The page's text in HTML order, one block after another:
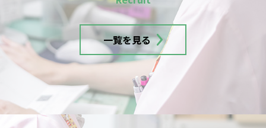
一覧を見る